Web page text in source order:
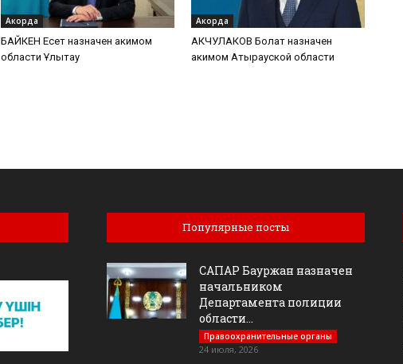
Акорда
БАЙКЕН Есет назначен акимом
области Ұлытау
Акорда
АКЧУЛАКОВ Болат назначен
акимом Атырауской области
Популярные посты
САПАР Бауржан назначен
начальником
Департамента полиции
области...
Правоохранительные органы
24 июля, 2026